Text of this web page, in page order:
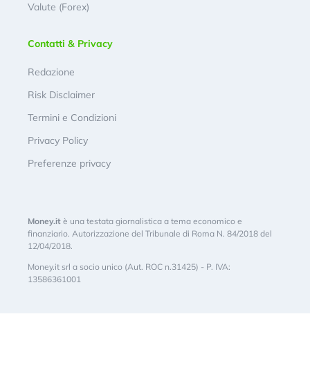
Valute (Forex)
Contatti & Privacy
Redazione
Risk Disclaimer
Termini e Condizioni
Privacy Policy
Preferenze privacy
Money.it è una testata giornalistica a tema economico e
finanziario. Autorizzazione del Tribunale di Roma N. 84/2018 del
12/04/2018.
Money.it srl a socio unico (Aut. ROC n.31425) - P. IVA:
13586361001